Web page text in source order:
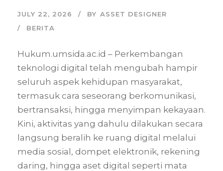
JULY 22, 2026 BY ASSET DESIGNER
BERITA
Hukum.umsida.ac.id – Perkembangan
teknologi digital telah mengubah hampir
seluruh aspek kehidupan masyarakat,
termasuk cara seseorang berkomunikasi,
bertransaksi, hingga menyimpan kekayaan.
Kini, aktivitas yang dahulu dilakukan secara
langsung beralih ke ruang digital melalui
media sosial, dompet elektronik, rekening
daring, hingga aset digital seperti mata